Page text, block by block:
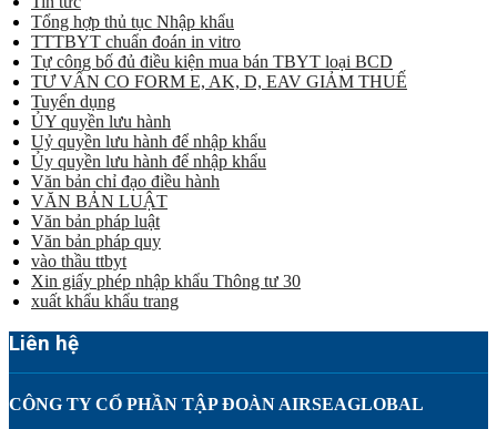
Tổng hợp thủ tục Nhập khẩu
TTTBYT chuẩn đoán in vitro
Tự công bố đủ điều kiện mua bán TBYT loại BCD
TƯ VẤN CO FORM E, AK, D, EAV GIẢM THUẾ
Tuyển dụng
ỦY quyền lưu hành
Uỷ quyền lưu hành để nhập khẩu
Ủy quyền lưu hành để nhập khẩu
Văn bản chỉ đạo điều hành
VĂN BẢN LUẬT
Văn bản pháp luật
Văn bản pháp quy
vào thầu ttbyt
Xin giấy phép nhập khẩu Thông tư 30
xuất khẩu khẩu trang
Liên hệ
CÔNG TY CỔ PHẦN TẬP ĐOÀN AIRSEAGLOBAL